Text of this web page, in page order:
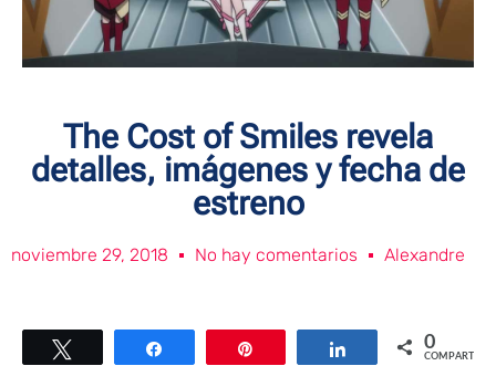
The Cost of Smiles revela
detalles, imágenes y fecha de
estreno
noviembre 29, 2018 No hay comentarios Alexandre
Compartir Compartir0
COMPARTIR